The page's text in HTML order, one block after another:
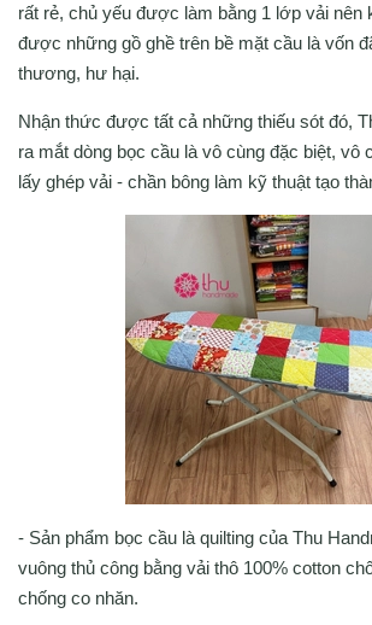
rất rẻ, chủ yếu được làm bằng 1 lớp vải nên
được những gồ ghề trên bề mặt cầu là vốn
thương, hư hại.
Nhận thức được tất cả những thiếu sót đó,
ra mắt dòng bọc cầu là vô cùng đặc biệt, vô
lấy ghép vải - chần bông làm kỹ thuật tạo
- Sản phẩm bọc cầu là quilting của Thu
vuông thủ công bằng vải thô 100% cotton
chống co nhăn.